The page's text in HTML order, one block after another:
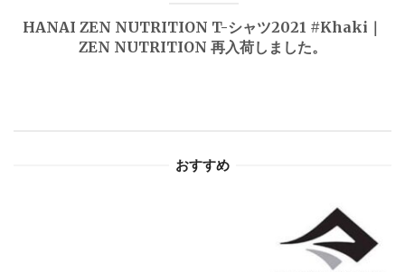
ゲ
HANAI ZEN NUTRITION T-シャツ2021 #Khaki｜
ZEN NUTRITION 再入荷しました。
おすすめ